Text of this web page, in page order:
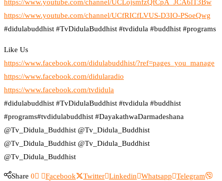
https://www.youtube.com/channel/UCLojsmfzQfCpA_JCA6lT3Bw
https://www.youtube.com/channel/UCfRICfLVUS-D3IO-PSoeQwg
#didulabuddhist #TvDidulaBuddhist #tvdidula #buddhist #programs
Like Us
https://www.facebook.com/didulabuddhist/?ref=pages_you_manage
https://www.facebook.com/didularadio
https://www.facebook.com/tvdidula
#didulabuddhist #TvDidulaBuddhist #tvdidula #buddhist
#programs#tvdidulabuddhist #DayakathwaDarmadeshana
@Tv_Didula_Buddhist @Tv_Didula_Buddhist
@Tv_Didula_Buddhist @Tv_Didula_Buddhist
@Tv_Didula_Buddhist
Share 0 Facebook Twitter Linkedin Whatsapp
Telegram